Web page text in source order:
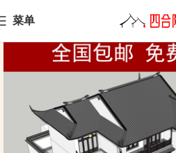
菜单
Home Su School and Hui School